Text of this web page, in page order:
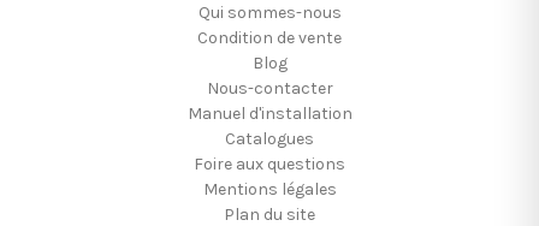
Qui sommes-nous
Condition de vente
Blog
Nous-contacter
Manuel d'installation
Catalogues
Foire aux questions
Mentions légales
Plan du site